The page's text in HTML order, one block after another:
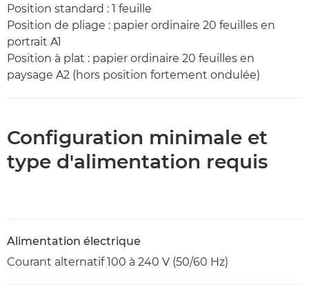
Position standard : 1 feuille
Position de pliage : papier ordinaire 20 feuilles en
portrait A1
Position à plat : papier ordinaire 20 feuilles en
paysage A2 (hors position fortement ondulée)
Configuration minimale et
type d'alimentation requis
Alimentation électrique
Courant alternatif 100 à 240 V (50/60 Hz)